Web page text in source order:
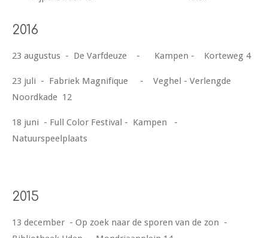
2016
23 augustus - De Varfdeuze - Kampen - Korteweg 4
23 juli - Fabriek Magnifique - Veghel - Verlengde
Noordkade 12
18 juni - Full Color Festival - Kampen -
Natuurspeelplaats
2015
13 december - Op zoek naar de sporen van de zon -